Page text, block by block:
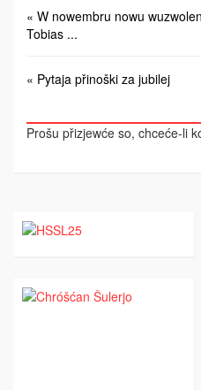
« W nowembru nowu
Tobias ...
« Pytaja přinoški za jubilej
Prošu přizjewće so, chceće-li